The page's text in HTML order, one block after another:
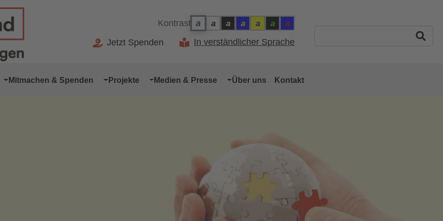
Kontrast a
Kontrast: Normal
a
Kontrast: Schwarz auf Weiss
a
Kontrast: Weiss auf Schwarz
a
Kontrast: Gelb auf Blau
a
Kontrast: Blau auf Gelb
a
Kontrast: Grün auf Schwarz
a
Kontrast: Rot auf Blau
Jetzt Spenden In verständlicher Sprache
Mitmachen & Spenden Projekte Medien & Presse Über uns Kontakt